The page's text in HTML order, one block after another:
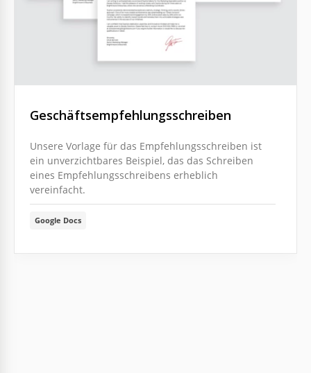
Geschäftsempfehlungsschreiben
Unsere Vorlage für das Empfehlungsschreiben ist
ein unverzichtbares Beispiel, das das Schreiben
eines Empfehlungsschreibens erheblich
vereinfacht.
Google Docs